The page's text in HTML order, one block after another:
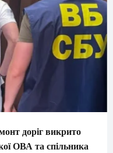
доріг викрито
ОВА та спільника